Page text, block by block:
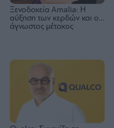
Ξενοδοχεία Amalia: H
αύξηση των κερδών και ο…
άγνωστος μέτοχος